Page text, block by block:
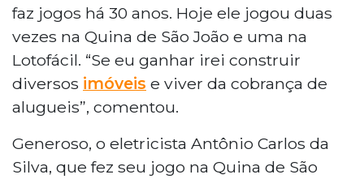
faz jogos há 30 anos. Hoje ele jogou duas
vezes na Quina de São João e uma na
Lotofácil. “Se eu ganhar irei construir
diversos imóveis e viver da cobrança de
alugueis”, comentou.
Generoso, o eletricista Antônio Carlos da
Silva, que fez seu jogo na Quina de São